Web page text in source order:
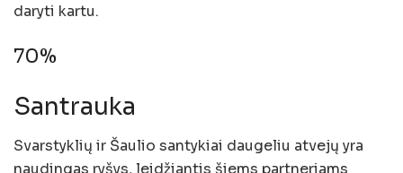
daryti kartu.
70%
Santrauka
Svarstyklių ir Šaulio santykiai daugeliu atvejų yra
naudingas ryšys, leidžiantis šiems partneriams